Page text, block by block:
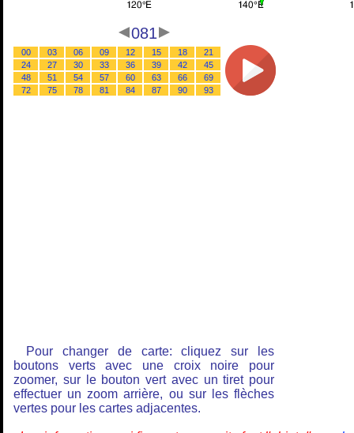
081
00 03 06 09 12 15 18
21
24
27 30 33 36 39 42
45
48
51 54 57 60 63 66
69
72
75 78 81 84 87 90 93
Pour changer de carte: cliquez sur les
boutons verts avec une croix noire pour
zoomer, sur le bouton vert avec un tiret pour
effectuer un zoom arrière, ou sur les flèches
vertes pour les cartes adjacentes.